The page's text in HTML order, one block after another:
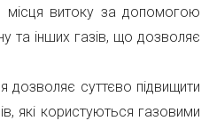
місця витоку за допомогою
та інших газів, що дозволяє
дозволяє суттєво підвищити
які користуються газовими